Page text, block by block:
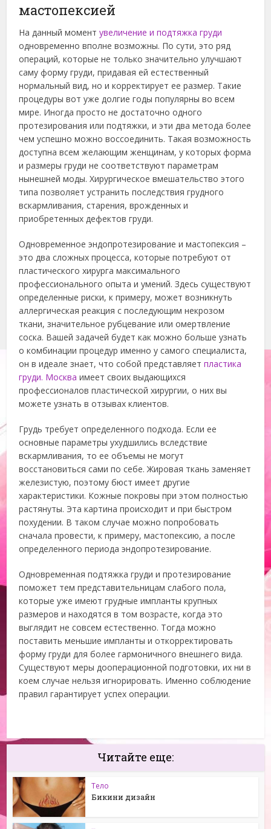
мастопексией
На данный моментувеличение и подтяжка груди
одновременно вполне возможны. По сути, это ряд
операций, которые не только значительно улучшают
саму форму груди, придавая ей естественный
нормальный вид, но и корректирует ее размер. Такие
процедуры вот уже долгие годы популярны во всем
мире. Иногда просто не достаточно одного
протезирования или подтяжки, и эти два метода более
чем успешно можно воссоединить. Такая возможность
доступна всем желающим женщинам, у которых форма
и размеры груди не соответствуют параметрам
нынешней моды. Хирургическое вмешательство этого
типа позволяет устранить последствия грудного
вскармливания, старения, врожденных и
приобретенных дефектов груди.
Одновременное эндопротезирование и мастопексия –
это два сложных процесса, которые потребуют от
пластического хирурга максимального
профессионального опыта и умений. Здесь существуют
определенные риски, к примеру, может возникнуть
аллергическая реакция с последующим некрозом
ткани, значительное рубцевание или омертвление
соска. Вашей задачей будет как можно больше узнать
о комбинации процедур именно у самого специалиста,
он в идеале знает, что собой представляетпластика
груди. Москва имеет своих выдающихся
профессионалов пластической хирургии, о них вы
можете узнать в отзывах клиентов.
Грудь требует определенного подхода. Если ее
основные параметры ухудшились вследствие
вскармливания, то ее объемы не могут
восстановиться сами по себе. Жировая ткань заменяет
железистую, поэтому бюст имеет другие
характеристики. Кожные покровы при этом полностью
растянуты. Эта картина происходит и при быстром
похудении. В таком случае можно попробовать
сначала провести, к примеру, мастопексию, а после
определенного периода эндопротезирование.
Одновременная подтяжка груди и протезирование
поможет тем представительницам слабого пола,
которые уже имеют грудные импланты крупных
размеров и находятся в том возрасте, когда это
выглядит не совсем естественно. Тогда можно
поставить меньшие импланты и откорректировать
форму груди для более гармоничного внешнего вида.
Существуют меры дооперационной подготовки, их ни в
коем случае нельзя игнорировать. Именно соблюдение
правил гарантирует успех операции.
Читайте еще:
Тело
Бикини дизайн